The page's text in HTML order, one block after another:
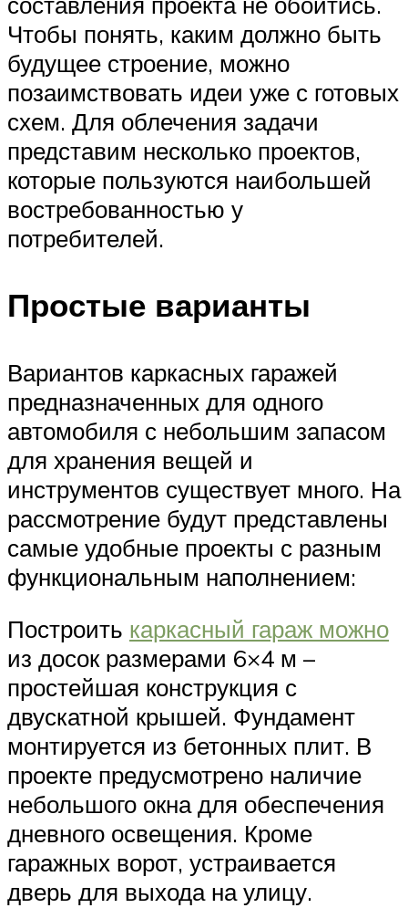
Чтобы понять, каким должно быть
будущее строение, можно
позаимствовать идеи уже с готовых
схем. Для облечения задачи
представим несколько проектов,
которые пользуются наибольшей
востребованностью у
потребителей.
Простые варианты
Вариантов каркасных гаражей
предназначенных для одного
автомобиля с небольшим запасом
для хранения вещей и
инструментов существует много. На
рассмотрение будут представлены
самые удобные проекты с разным
функциональным наполнением:
Построить каркасный гараж можно
из досок размерами 6×4 м –
простейшая конструкция с
двускатной крышей. Фундамент
монтируется из бетонных плит. В
проекте предусмотрено наличие
небольшого окна для обеспечения
дневного освещения. Кроме
гаражных ворот, устраивается
дверь для выхода на улицу.